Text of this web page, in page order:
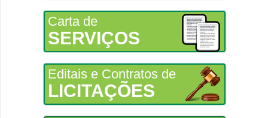
Carta de
SERVIÇOS
Editais e Contratos de
LICITAÇÕES